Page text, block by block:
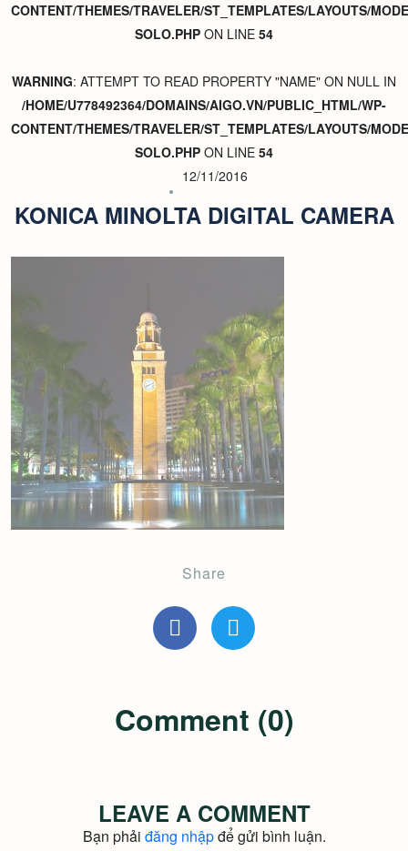
CONTENT/THEMES/TRAVELER/ST_TEMPLATES/LAYOUTS/
SOLO.PHP ON LINE 54
WARNING: ATTEMPT TO READ PROPERTY "NAME" ON NULL IN
/HOME/U778492364/DOMAINS/AIGO.VN/PUBLIC_HTML/WP-
CONTENT/THEMES/TRAVELER/ST_TEMPLATES/LAYOUTS/
SOLO.PHP ON LINE 54
12/11/2016
KONICA MINOLTA DIGITAL CAMERA
Share
Comment (0)
LEAVE A COMMENT
Bạn phải đăng nhậpđể gửi bình luận.